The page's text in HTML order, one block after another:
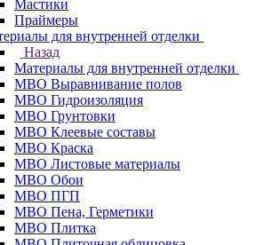
Мастики
Праймеры
для внутренней отделки
Назад
Материалы для внутренней отделки
МВО Выравнивание полов
МВО Гидроизоляция
МВО Грунтовки
МВО Клеевые составы
МВО Краска
МВО Листовые материалы
МВО Обои
МВО ПГП
МВО Пена, Герметики
МВО Плитка